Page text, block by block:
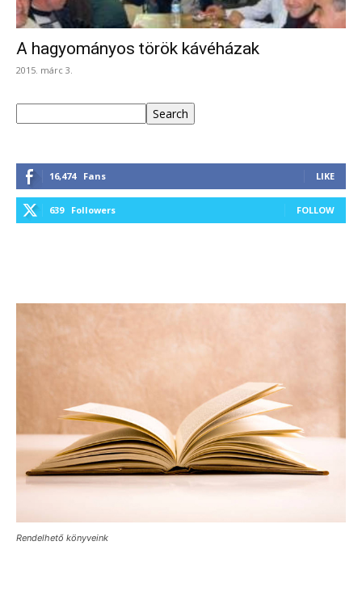
A hagyományos török kávéházak
2015. márc 3.
Search
16,474 Fans LIKE
639 Followers FOLLOW
Rendelhető könyveink